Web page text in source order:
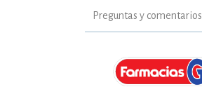
Preguntas y comentarios